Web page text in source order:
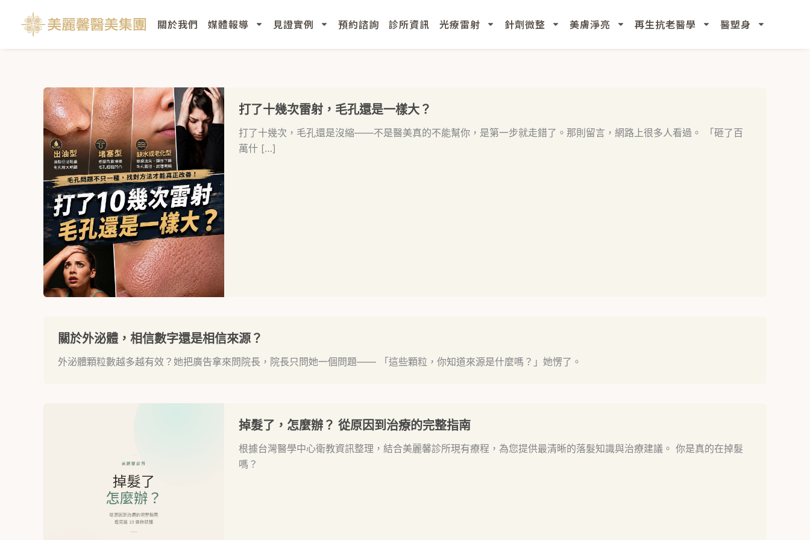
關於我們 媒體報導 見證實例 預約諮詢 診所資訊 光療雷射 針劑微整 美膚淨亮 再生抗老醫學 醫塑身
打了十幾次雷射，毛孔還是一樣大？
打了十幾次，毛孔還是沒縮——不是醫美真的不能幫你，是第一步就走錯了。那則留言，網路上很多人看過。 「砸了百
萬什 […]
關於外泌體，相信數字還是相信來源？
外泌體顆粒數越多越有效？她把廣告拿來問院長，院長只問她一個問題—— 「這些顆粒，你知道來源是什麼嗎？」她愣了。
掉髮了，怎麼辦？ 從原因到治療的完整指南
根據台灣醫學中心衛教資訊整理，結合美麗馨診所現有療程，為您提供最清晰的落髮知識與治療建議。 你是真的在掉髮
嗎？